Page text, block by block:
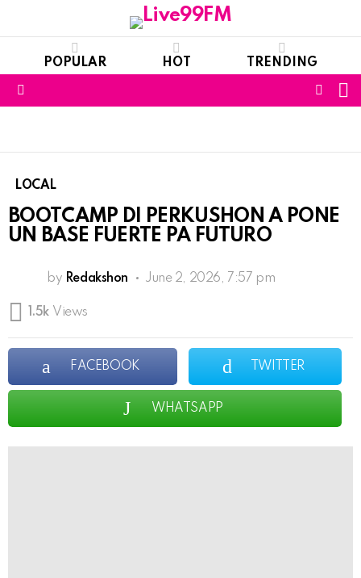
POPULAR HOT TRENDING
LOCAL
BOOTCAMP DI PERKUSHON A PONE
UN BASE FUERTE PA FUTURO
by Redakshon June 2, 2026, 7:57 pm
1.5k Views
FACEBOOK TWITTER
WHATSAPP